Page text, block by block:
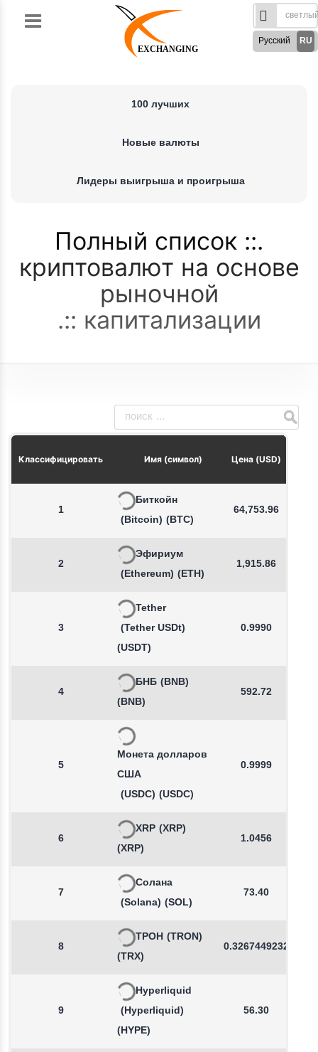
EXCHANGING
RU
Русский
100 лучших
Новые валюты
Лидеры выигрыша и проигрыша
Полный список
криптовалют на основе
рыночной
капитализации
Классифицировать Имя (символ) Цена (USD)
1
Биткойн
(Bitcoin) (BTC)
64,753.96
2
Эфириум
(Ethereum) (ETH)
1,915.86
3
Tether
(Tether USDt)
(USDT)
0.9990
4
БНБ (BNB)
(BNB)
592.72
5
Монета долларов
США
(USDC) (USDC)
0.9999
6
XRP (XRP)
(XRP)
1.0456
7
Солана
(Solana) (SOL)
73.40
8
ТРОН (TRON)
(TRX)
0.3267449232
9
Hyperliquid
(Hyperliquid)
(HYPE)
56.30